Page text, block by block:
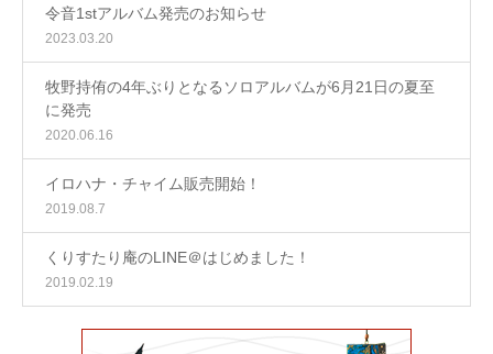
令音1stアルバム発売のお知らせ
2023.03.20
牧野持侑の4年ぶりとなるソロアルバムが6月21日の夏至
に発売
2020.06.16
イロハナ・チャイム販売開始！
2019.08.7
くりすたり庵のLINE＠はじめました！
2019.02.19